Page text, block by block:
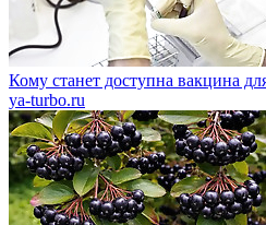
Кому станет доступна вакцина
ya-turbo.ru